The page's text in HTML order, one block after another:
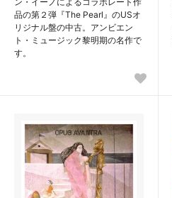
品の第２弾『The Pearl』のUSオ
リジナル盤の中古。アンビエン
ト・ミュージック黎明期の名作で
す。